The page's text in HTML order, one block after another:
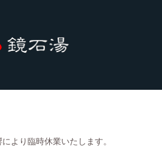
より臨時休業いたします。